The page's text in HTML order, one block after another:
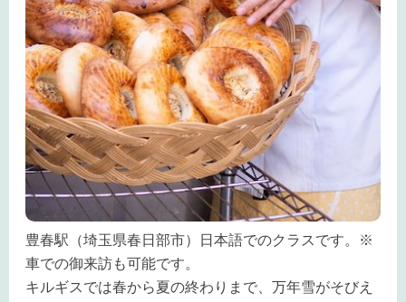
豊春駅（埼玉県春日部市）日本語でのクラスです。※
車での御来訪も可能です。
キルギスでは春から夏の終わりまで、万年雪がそびえ